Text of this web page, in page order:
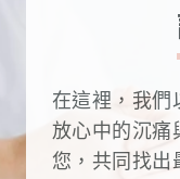
在這裡，我們
放心中的沉痛
您，共同找出